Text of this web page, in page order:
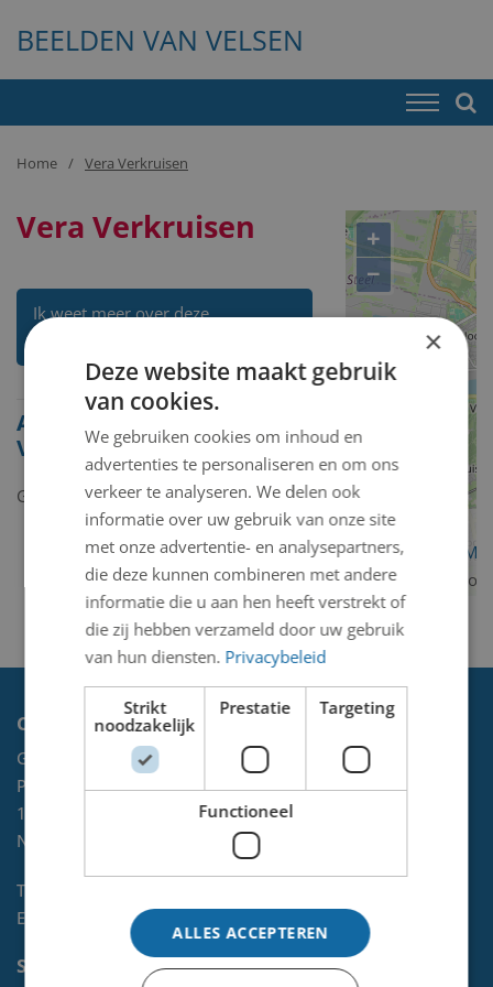
BEELDEN VAN VELSEN
Home Vera Verkruisen
Vera Verkruisen
Ik weet meer over deze
Alle beelden van Vera
Verkruisen
Geen kunstwerken gevonden.
+
−
Contact
Gemeente Velsen
Postbus 465
1970 AL
NL
Telefoon:
E-mail:
kunst@velsen.nl
Socials
×
Deze website maakt gebruik
van cookies.
We gebruiken cookies om inhoud en
advertenties te personaliseren en om ons
verkeer te analyseren. We delen ook
informatie over uw gebruik van onze site
met onze advertentie- en analysepartners,
die deze kunnen combineren met andere
informatie die u aan hen heeft verstrekt of
die zij hebben verzameld door uw gebruik
van hun diensten. Privacybeleid
Strikt
noodzakelijk
Prestatie Targeting
Functioneel
ALLES ACCEPTEREN